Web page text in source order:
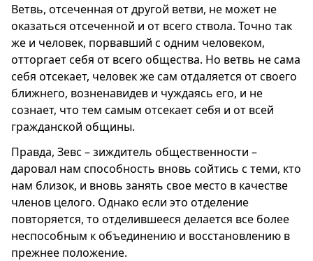
Ветвь, отсеченная от другой ветви, не может не
оказаться отсеченной и от всего ствола. Точно так
же и человек, порвавший с одним человеком,
отторгает себя от всего общества. Но ветвь не сама
себя отсекает, человек же сам отдаляется от своего
ближнего, возненавидев и чуждаясь его, и не
сознает, что тем самым отсекает себя и от всей
гражданской общины.
Правда, Зевс – зиждитель общественности –
даровал нам способность вновь сойтись с теми, кто
нам близок, и вновь занять свое место в качестве
членов целого. Однако если это отделение
повторяется, то отделившееся делается все более
неспособным к объединению и восстановлению в
прежнее положение.